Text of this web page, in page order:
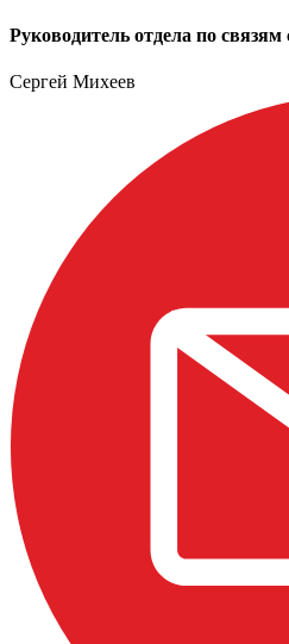
Руководитель отдела по
Сергей Михеев